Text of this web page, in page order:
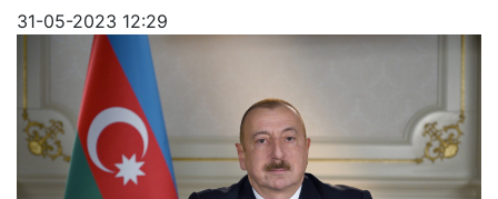
31-05-2023 12:29